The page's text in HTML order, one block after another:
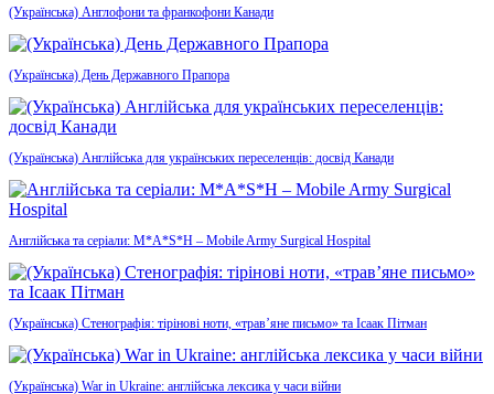
(Українська) Англофони та франкофони Канади
(Українська) День Державного Прапора
(Українська) Англійська для українських переселенців: досвід Канади
Англійська та серіали: M*A*S*H – Mobile Army Surgical Hospital
(Українська) Стенографія: тірінові ноти, «трав’яне письмо» та Ісаак Пітман
(Українська) War in Ukraine: англійська лексика у часи війни